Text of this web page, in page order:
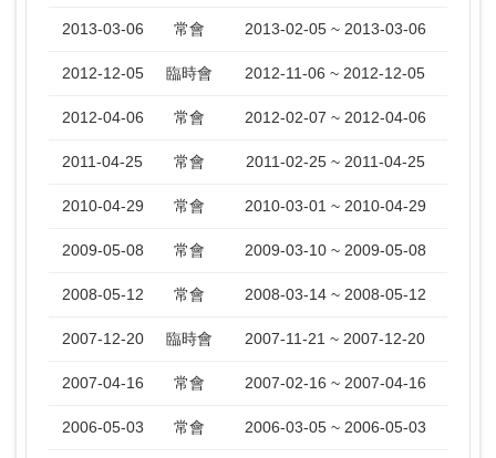
2013-03-06 常會 2013-02-05 ~ 2013-03-06
2012-12-05 臨時會 2012-11-06 ~ 2012-12-05
2012-04-06 常會 2012-02-07 ~ 2012-04-06
2011-04-25 常會 2011-02-25 ~ 2011-04-25
2010-04-29 常會 2010-03-01 ~ 2010-04-29
2009-05-08 常會 2009-03-10 ~ 2009-05-08
2008-05-12 常會 2008-03-14 ~ 2008-05-12
2007-12-20 臨時會 2007-11-21 ~ 2007-12-20
2007-04-16 常會 2007-02-16 ~ 2007-04-16
2006-05-03 常會 2006-03-05 ~ 2006-05-03